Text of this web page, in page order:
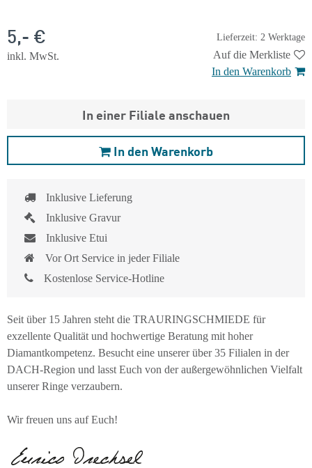
Lieferzeit: 2 Werktage
5,- €
inkl. MwSt.
Auf die Merkliste
In den Warenkorb
In einer Filiale anschauen
In den Warenkorb
Inklusive Lieferung
Inklusive Gravur
Inklusive Etui
Vor Ort Service in jeder Filiale
Kostenlose Service-Hotline
Seit über 15 Jahren steht die TRAURINGSCHMIEDE für
exzellente Qualität und hochwertige Beratung mit hoher
Diamantkompetenz. Besucht eine unserer über 35 Filialen in der
DACH-Region und lasst Euch von der außergewöhnlichen Vielfalt
unserer Ringe verzaubern.
Wir freuen uns auf Euch!